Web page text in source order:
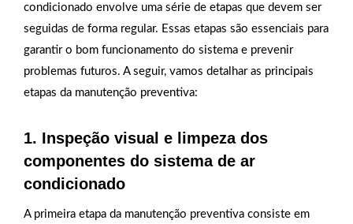
condicionado envolve uma série de etapas que devem ser
seguidas de forma regular. Essas etapas são essenciais para
garantir o bom funcionamento do sistema e prevenir
problemas futuros. A seguir, vamos detalhar as principais
etapas da manutenção preventiva:
1. Inspeção visual e limpeza dos
componentes do sistema de ar
condicionado
A primeira etapa da manutenção preventiva consiste em